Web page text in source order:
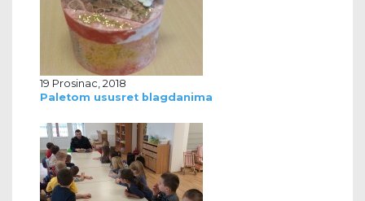
19 Prosinac, 2018
Paletom ususret blagdanima